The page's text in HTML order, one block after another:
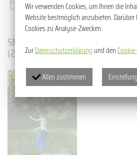
Brochure "Green Edens" (3,54 MB)
SMALL BROCHURE TO THE
(2022)
A small brochure
- German, Polish,
Wir verwenden Cookies, um Ihnen die
Website bestmöglich anzubieten.
Cookies zu Analyse-Zwecken.
ZurDatenschutzerklärung und den
Allen zustimmen